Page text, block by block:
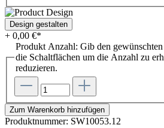
Design gestalten
+ 0,00 €*
Produkt Anzahl: Gib den
die Schaltflächen um die Anzahl zu
reduzieren.
Zum Warenkorb hinzufügen
Produktnummer: SW10053.12